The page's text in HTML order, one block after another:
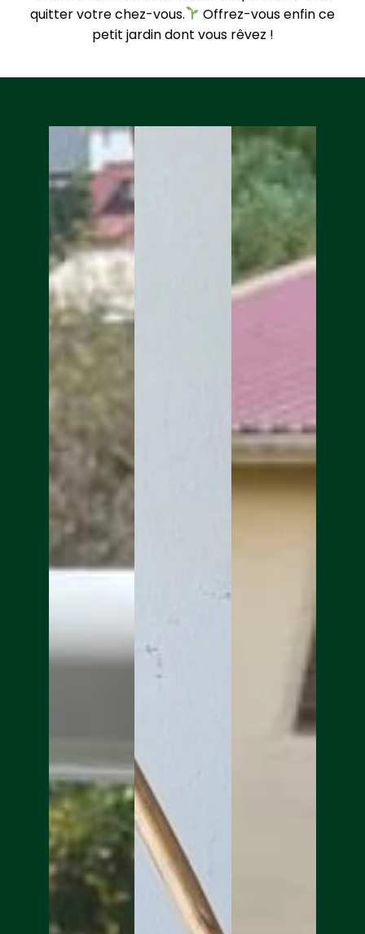
quitter votre chez-vous.
Offrez-vous enfin ce
petit jardin dont vous rêvez !